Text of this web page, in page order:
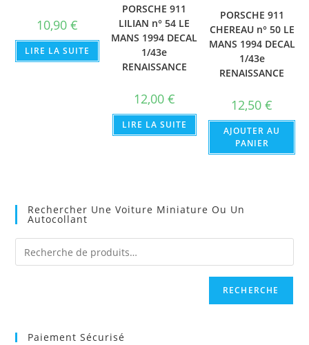
10,90 €
LIRE LA SUITE
PORSCHE 911
LILIAN n° 54 LE
MANS 1994 DECAL
1/43e
RENAISSANCE
12,00 €
LIRE LA SUITE
PORSCHE 911
CHEREAU n° 50 LE
MANS 1994 DECAL
1/43e
RENAISSANCE
12,50€
AJOUTER AU
PANIER
Rechercher Une Voiture Miniature Ou Un
Autocollant
RECHERCHE
Paiement Sécurisé